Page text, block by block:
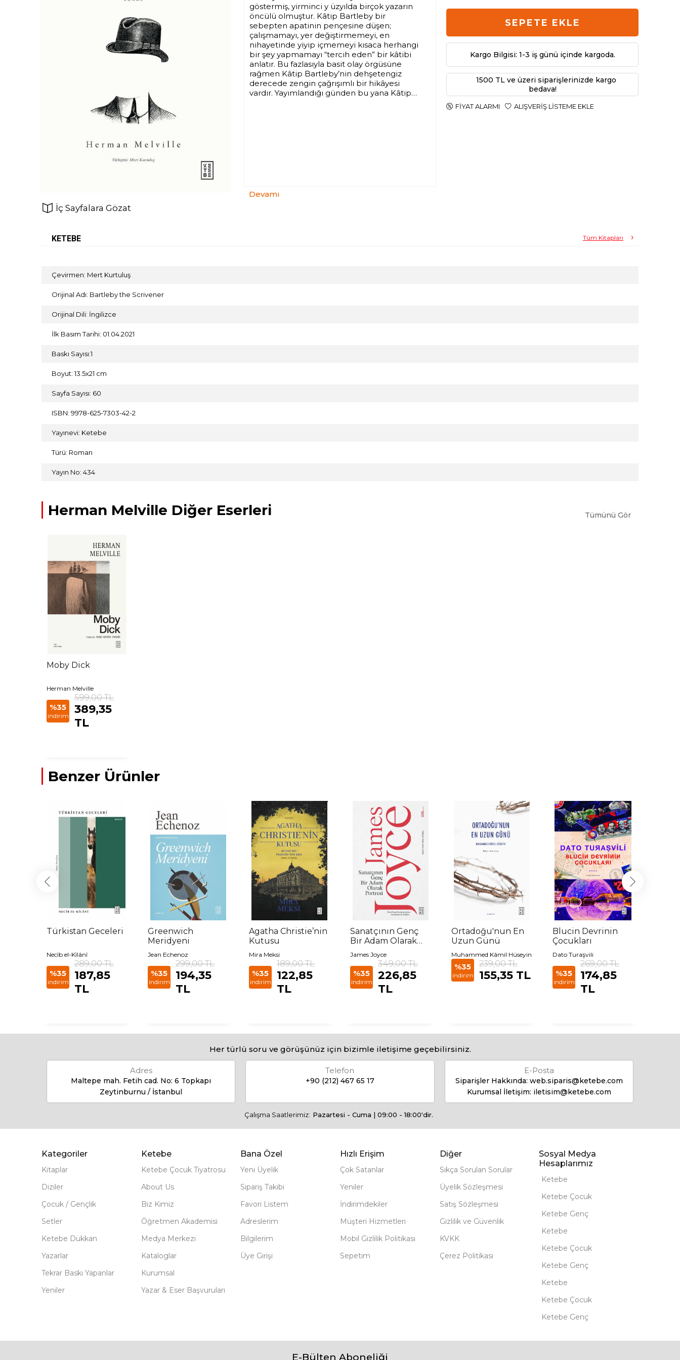
İç Sayfalara Gözat
göstermiş, yirminci y üzyılda birçok yazarın
öncülü olmuştur. Kâtip Bartleby bir
sebepten apatinin pençesine düşen;
çalışmamayı, yer değiştirmemeyi, en
nihayetinde yiyip içmemeyi kısaca herhangi
bir şey yapmamayı “tercih eden” bir kâtibi
anlatır. Bu fazlasıyla basit olay örgüsüne
rağmen Kâtip Bartleby’nin dehşetengiz
derecede zengin çağrışımlı bir hikâyesi
vardır. Yayımlandığı günden bu yana Kâtip
Devamı
SEPETE EKLE
Kargo Bilgisi: 1-3 iş günü içinde kargoda.
1500 TL ve üzeri siparişlerinizde kargo
bedava!
FIYAT ALARMI ALIŞVERIŞ LISTEME EKLE
KETEBE Tüm Kitapları
Çevirmen: Mert Kurtuluş
Orijinal Adı: Bartleby the Scrivener
Orijinal Dili: İngilizce
İlk Basım Tarihi: 01.04.2021
Baskı Sayısı:1
Boyut: 13.5x21 cm
Sayfa Sayısı: 60
ISBN: 9978-625-7303-42-2
Yayınevi: Ketebe
Türü: Roman
Yayın No: 434
Herman Melville Diğer Eserleri Tümünü Gör
Moby Dick
Herman Melville
%35
indirim
599,00 TL
389,35
TL
Benzer Ürünler
Türkistan Geceleri
Necîb el-Kîlânî
%35
indirim
289,00 TL
187,85
TL
Greenwich
Meridyeni
Jean Echenoz
%35
indirim
299,00 TL
194,35
TL
Agatha Christie’nin
Kutusu
Mira Meksi
%35
indirim
189,00 TL
122,85
TL
Sanatçının Genç
Bir Adam Olarak
Portresi
James Joyce
%35
indirim
349,00 TL
226,85
TL
Ortadoğu'nun En
Uzun Günü
Muhammed Kâmil Hüseyin
%35
indirim
239,00 TL
155,35 TL
Blucin Devrinin
Çocukları
Dato Turaşvili
%35
indirim
269,00 TL
174,85
TL
Her türlü soru ve görüşünüz için bizimle iletişime geçebilirsiniz.
Adres
Maltepe mah. Fetih cad. No: 6 Topkapı
Zeytinburnu / İstanbul
Telefon
+90 (212) 467 65 17
E-Posta
Siparişler Hakkında: web.siparis@ketebe.com
Kurumsal İletişim: iletisim@ketebe.com
Çalışma Saatlerimiz: Pazartesi - Cuma | 09:00 - 18:00'dir.
Kategoriler
Kitaplar
Diziler
Çocuk / Gençlik
Setler
Ketebe Dükkan
Yazarlar
Tekrar Baskı Yapanlar
Yeniler
Ketebe
Ketebe Çocuk Tiyatrosu
About Us
Biz Kimiz
Öğretmen Akademisi
Medya Merkezi
Kataloglar
Kurumsal
Yazar & Eser Başvuruları
Bana Özel
Yeni Üyelik
Sipariş Takibi
Favori Listem
Adreslerim
Bilgilerim
Üye Girişi
Hızlı Erişim
Çok Satanlar
Yeniler
İndirimdekiler
Müşteri Hizmetleri
Mobil Gizlilik Politikası
Sepetim
Diğer
Sıkça Sorulan Sorular
Üyelik Sözleşmesi
Satış Sözleşmesi
Gizlilik ve Güvenlik
KVKK
Çerez Politikası
Sosyal Medya
Hesaplarımız
Ketebe
Ketebe Çocuk
Ketebe Genç
Ketebe
Ketebe Çocuk
Ketebe Genç
Ketebe
Ketebe Çocuk
Ketebe Genç
E-Bülten Aboneliği